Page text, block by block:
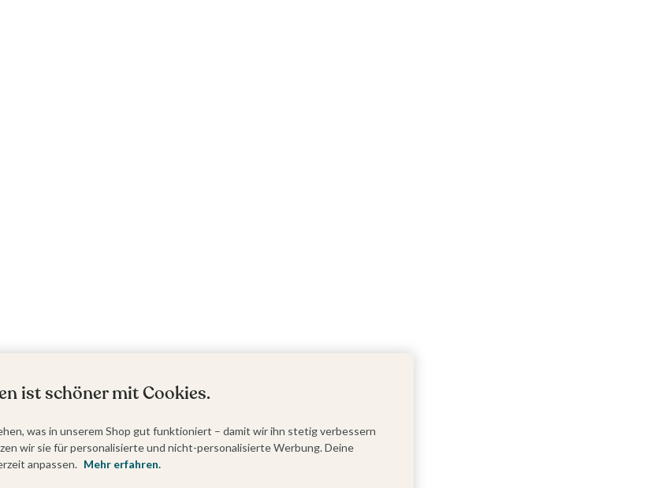
ist schöner mit Cookies.
was in unserem Shop gut funktioniert – damit wir ihn stetig verbessern
wir sie für personalisierte und nicht-personalisierte Werbung. Deine
anpassen. Mehr erfahren.